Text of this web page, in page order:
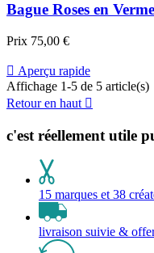
Bague Roses en
Prix 75,00 €
 Aperçu rapide
Affichage 1-5 de 5 article(s)
Retour en haut 
c'est réellement utile
15 marques et 38
livraison suivie &